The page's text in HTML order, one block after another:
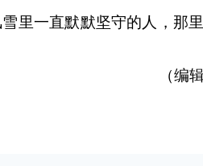
里一直默默坚守的人，那
（编